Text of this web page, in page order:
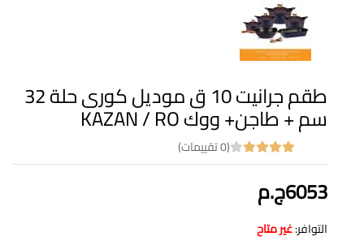
طقم جرانيت 10 ق موديل كورى حلة 32
سم + طاجن+ ووك KAZAN / RO
(0 تقييمات)
6053ج.م
التوافر:غير متاح